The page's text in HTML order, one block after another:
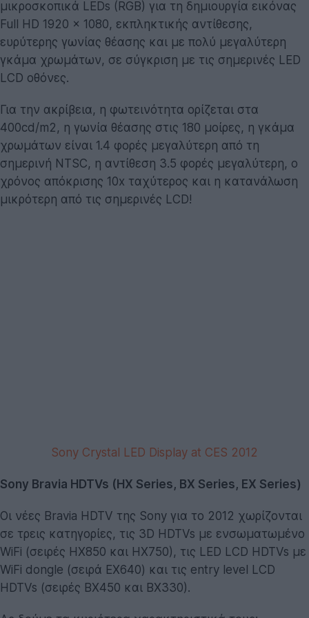
μικροσκοπικά LEDs (RGB) για τη δημιουργία εικόνας
Full HD 1920 x 1080, εκπληκτικής αντίθεσης,
ευρύτερης γωνίας θέασης και με πολύ μεγαλύτερη
γκάμα χρωμάτων, σε σύγκριση με τις σημερινές LED
LCD οθόνες.
Για την ακρίβεια, η φωτεινότητα ορίζεται στα
400cd/m2, η γωνία θέασης στις 180 μοίρες, η γκάμα
χρωμάτων είναι 1.4 φορές μεγαλύτερη από τη
σημερινή NTSC, η αντίθεση 3.5 φορές μεγαλύτερη, ο
χρόνος απόκρισης 10x ταχύτερος και η κατανάλωση
μικρότερη από τις σημερινές LCD!
Sony Crystal LED Display at CES 2012
Sony Bravia HDTVs (HX Series, BX Series, EX Series)
Οι νέες Bravia HDTV της Sony για το 2012 χωρίζονται
σε τρεις κατηγορίες, τις 3D HDTVs με ενσωματωμένο
WiFi (σειρές ΗΧ850 και HX750), τις LED LCD HDTVs με
WiFi dongle (σειρά ΕΧ640) και τις entry level LCD
HDTVs (σειρές BX450 και BX330).